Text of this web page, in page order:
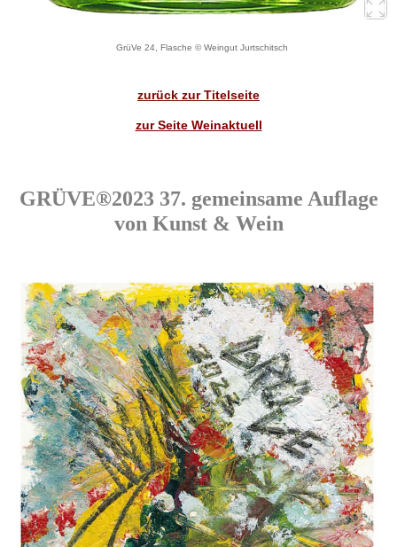
GrüVe 24, Flasche © Weingut Jurtschitsch
zurück zur Titelseite
zur Seite Weinaktuell
GRÜVE®2023 37. gemeinsame Auflage
von Kunst & Wein